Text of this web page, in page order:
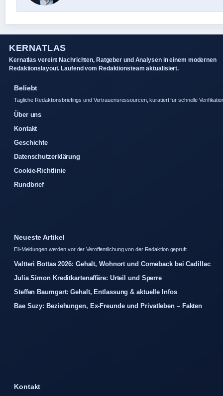
KERNATLAS
Kernatlas vereint Nachrichten, Ratgeber und Analysen in einem modernen
Redaktionslayout. Laufend vom Redaktionsteam aktualisiert.
Beliebt
Tagliche Redaktionsbriefings und Vertrauensressourcen, kuratiert fur schnelle
Über uns
Kontakt
Geschichte
Datenschutzerklärung
Cookie-Richtlinie
Rundbrief
Neueste Artikel
Eil-Meldungen werden vor der Veroffentlichung von der Redaktion gepruft.
Valtteri Bottas 2026: Gehalt, Wohnort und Comeback bei Cadillac
Julia Simon Kreditkartenaffäre: Urteil und Sperre
Steffen Baumgart: Gehalt, Entlassung & aktuelle Infos
Bae Suzy: Beziehungen, Ex-Freunde und Privatleben – Fakten
Kontakt